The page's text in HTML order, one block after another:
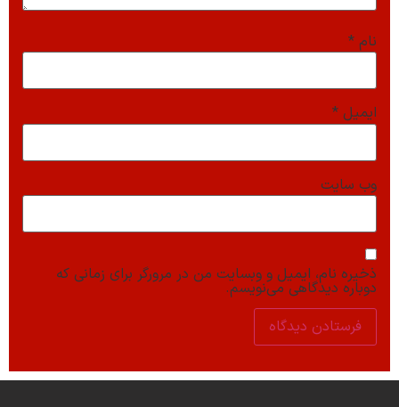
نام *
ایمیل *
وب‌ سایت
ذخیره نام، ایمیل و وبسایت من در مرورگر برای زمانی که
دوباره دیدگاهی می‌نویسم.